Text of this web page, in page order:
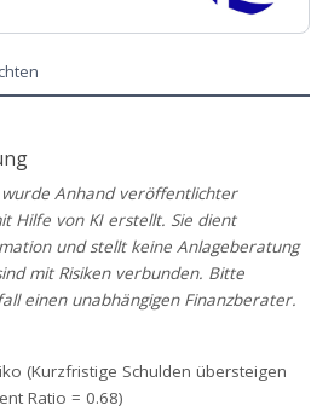
wurde Anhand veröffentlichter
Hilfe von KI erstellt. Sie dient
und stellt keine Anlageberatung
mit Risiken verbunden. Bitte
einen unabhängigen Finanzberater.
(Kurzfristige Schulden übersteigen
Ratio = 0.68)